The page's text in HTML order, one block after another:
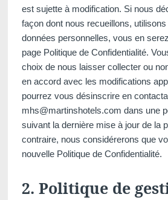
est sujette à modification. Si nous
façon dont nous recueillons,
données personnelles, vous en
page Politique de Confidentialité.
choix de nous laisser collecter ou
en accord avec les modifications
pourrez vous désinscrire en
mhs@martinshotels.com dans une
suivant la dernière mise à jour de la
contraire, nous considérerons que
nouvelle Politique de Confidentialité.
2. Politique de